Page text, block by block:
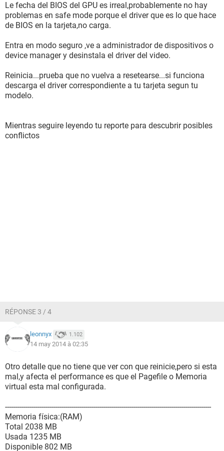
Propiedades de la CPU:
Tipo de procesador Intel Pentium III Xeon
E8400 @ 3.00GHz
(CPUID) Revisión 0001067Ah
Velocidad del CPU:
Velocidad de reloj del procesador 3001.33 MHz (original:
3000 MHz)
Código de caché L1 32 KB
Datos de caché L1 32 KB
Fuente de potencia actual Línea AC
Tiempo de uso de batería llena Desconocido
Tiempo de uso restante Desconocido
--------[ Sensor ]----------------------------------------------------------------------------------
--------------------
Propiedades del sensor:
Tipo de sensor HDD
Temperaturas:
Procesador 42 °C (108 °F)
Le fecha del BIOS del GPU es irreal,probablemente no hay
problemas en safe mode porque el driver que es lo que hace
de BIOS en la tarjeta,no carga.
Entra en modo seguro ,ve a administrador de dispositivos o
device manager y desinstala el driver del video.
Reinicia...prueba que no vuelva a resetearse...si funciona
descarga el driver correspondiente a tu tarjeta segun tu
modelo.
Mientras seguire leyendo tu reporte para descubrir posibles
conflictos
RÉPONSE 3 / 4
leonnyx 1.102
14 may 2014 à 02:35
Otro detalle que no tiene que ver con que reinicie,pero si esta
mal,y afecta el performance es que el Pagefile o Memoria
virtual esta mal configurada.
-------------------------------------------------------------------------------------------------------
Memoria física:(RAM)
Total 2038 MB
Usada 1235 MB
Disponible 802 MB